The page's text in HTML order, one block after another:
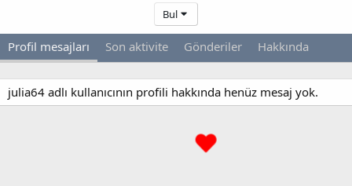
Bul
Profil mesajları Son aktivite Gönderiler Hakkında
julia64 adlı kullanıcının profili hakkında henüz mesaj yok.